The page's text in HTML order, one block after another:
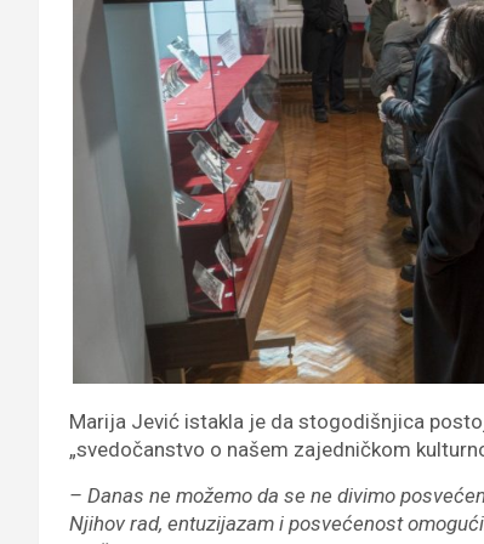
Marija Jević istakla je da stogodišnjica
„svedočanstvo o našem zajedničkom
– Danas ne možemo da se ne divimo
Njihov rad, entuzijazam i posvećenost